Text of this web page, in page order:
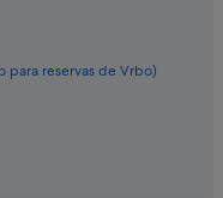
para reservas de Vrbo)